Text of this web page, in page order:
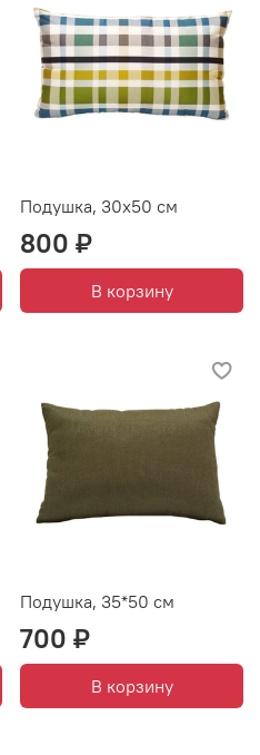
Подушка, 30х50 см
800 ₽
В корзину
Подушка, 35*50 см
700 ₽
В корзину